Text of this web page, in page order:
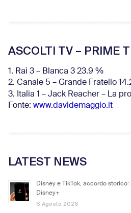
ASCOLTI TV – PRIME
1. Rai 3 – Blanca 3 23.9 %
2. Canale 5 – Grande Fratello
3. Italia 1 – Jack Reacher – La
Fonte: www.davidemaggio.it
LATEST NEWS
Disney e TikTok, accordo
Disney+
6 Agosto 2026